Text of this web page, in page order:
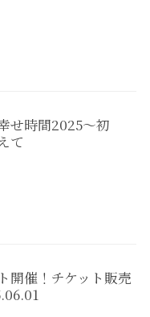
せ時間2025〜初
て
開催！チケット販売